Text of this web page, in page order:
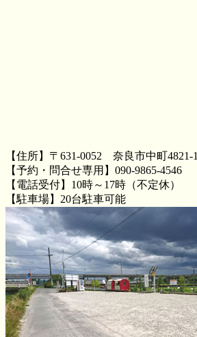
【住所】〒631-0052 奈良市中町4821-1
【予約・問合せ専用】090-9865-4546
【電話受付】10時～17時（不定休）
【駐車場】20台駐車可能